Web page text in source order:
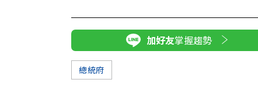
加好友掌握趨勢
總統府